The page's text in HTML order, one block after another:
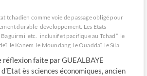
tchadien comme voie de passage obligé pour
durable développement. Les Etats
etc. inclusif et pacifique au Tchad” le
le Kanem le Moundang le Ouaddaï le Sila
réflexion faite par GUEALBAYE
ès sciences économiques, ancien